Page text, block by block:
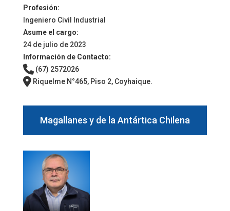
Profesión:
Ingeniero Civil Industrial
Asume el cargo:
24 de julio de 2023
Información de Contacto:
(67) 2572026
Riquelme N°465, Piso 2, Coyhaique.
Magallanes y de la Antártica Chilena